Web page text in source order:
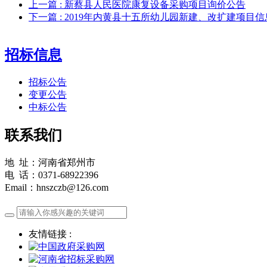
上一篇 : 新蔡县人民医院康复设备采购项目询价公告
下一篇 : 2019年内黄县十五所幼儿园新建、改扩建项目
招标信息
招标公告
变更公告
中标公告
联系我们
地 址：河南省郑州市
电 话：0371-68922396
Email：hnszczb@126.com
友情链接 :